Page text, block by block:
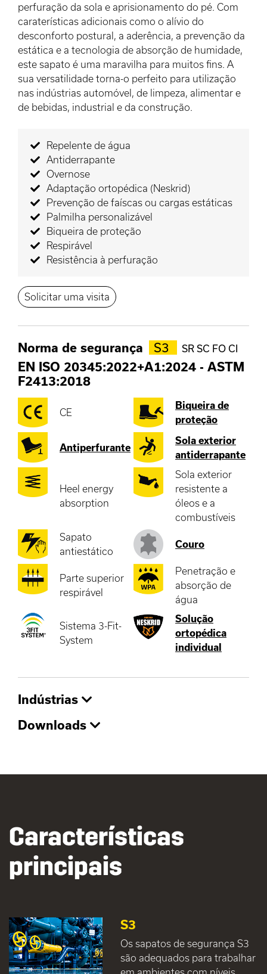
perfuração da sola e aprisionamento do pé. Com
caraterísticas adicionais como o alívio do
desconforto postural, a aderência, a prevenção da
estática e a tecnologia de absorção de humidade,
este sapato é uma maravilha para muitos fins. A
sua versatilidade torna-o perfeito para utilização
nas indústrias automóvel, de limpeza, alimentar e
de bebidas, industrial e da construção.
Repelente de água
Antiderrapante
Overnose
Adaptação ortopédica (Neskrid)
Prevenção de faíscas ou cargas estáticas
Palmilha personalizável
Biqueira de proteção
Respirável
Resistência à perfuração
Solicitar uma visita
Norma de segurança S3 SR SC FO CI
EN ISO 20345:2022+A1:2024 - ASTM
F2413:2018
CE
Biqueira de
proteção
Antiperfurante
Sola exterior
antiderrapante
Heel energy
absorption
Sola exterior
resistente a
óleos e a
combustíveis
Sapato
antiestático
Couro
Parte superior
respirável
Penetração e
absorção de
água
Sistema 3-Fit-
System
Solução
ortopédica
individual
Indústrias
Downloads
Características
principais
S3
Os sapatos de segurança S3
são adequados para trabalhar